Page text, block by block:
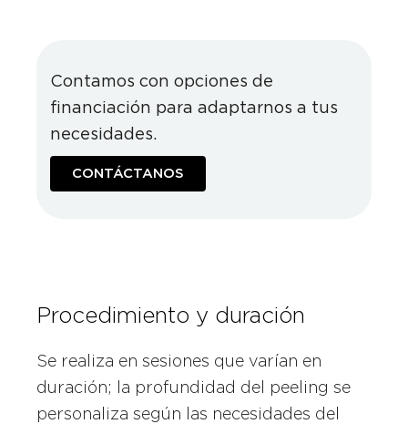
Contamos con opciones de
financiación para adaptarnos a tus
necesidades.
CONTÁCTANOS
Procedimiento y duración
Se realiza en sesiones que varían en
duración; la profundidad del peeling se
personaliza según las necesidades del